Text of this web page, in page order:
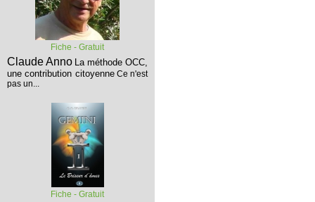
Fiche - Gratuit
Claude Anno La méthode OCC,
une contribution citoyenne Ce n'est
pas un...
Fiche - Gratuit